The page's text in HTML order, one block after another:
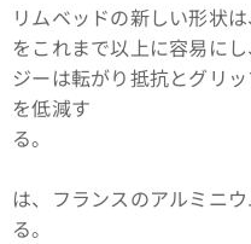
リムベッドの新しい形状
をこれまで以上に容易に
ジーは転がり抵抗とグリ
を低減す
これ
は、フランスのアルミニ
る。